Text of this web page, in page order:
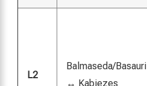
L2
Balmaseda/Basauri
↔ Kabiezes